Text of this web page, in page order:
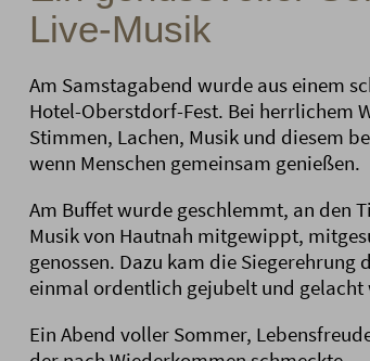
Live-Musik
Am Samstagabend wurde aus einem
Hotel-Oberstdorf-Fest. Bei herrlichem
Stimmen, Lachen, Musik und diesem
wenn Menschen gemeinsam genießen.
Am Buffet wurde geschlemmt, an den
Musik von Hautnah mitgewippt,
genossen. Dazu kam die
einmal ordentlich gejubelt und gelacht
Ein Abend voller Sommer,